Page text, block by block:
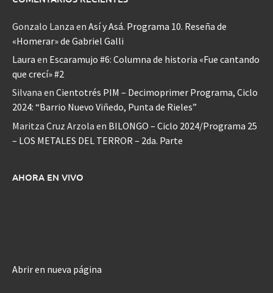
Gonzalo Lanza en Así y Asá. Programa 10. Reseña de
«Homerar» de Gabriel Galli
Laura en Escaramujo #6: Columna de historia «Fue cantando
que crecí» #2
Silvana en Cientotrés PIM – Decimoprimer Programa, Ciclo
2024: “Barrio Nuevo Viñedo, Punta de Rieles”
Maritza Cruz Arzola en BILONGO – Ciclo 2024/Programa 25
– LOS METALES DEL TERROR – 2da. Parte
AHORA EN VIVO
Abrir en nueva página